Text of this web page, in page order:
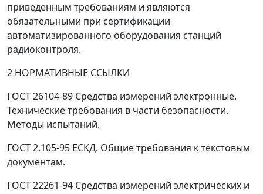
приведенным требованиям и являются
обязательными при сертификации
автоматизированного оборудования станций
радиоконтроля.
2 НОРМАТИВНЫЕ ССЫЛКИ
ГОСТ 26104-89 Средства измерений электронные.
Технические требования в части безопасности.
Методы испытаний.
ГОСТ 2.105-95 ЕСКД. Общие требования к текстовым
документам.
ГОСТ 22261-94 Средства измерений электрических и